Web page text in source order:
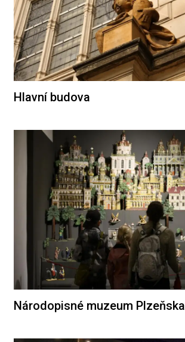
Hlavní budova
Národopisné muzeum Plzeňska